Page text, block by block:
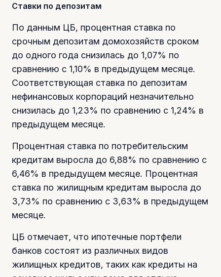
Ставки по депозитам
По данным ЦБ, процентная ставка по
срочным депозитам домохозяйств сроком
до одного года снизилась до 1,07% по
сравнению с 1,10% в предыдущем месяце.
Соответствующая ставка по депозитам
нефинансовых корпораций незначительно
снизилась до 1,23% по сравнению с 1,24% в
предыдущем месяце.
Процентная ставка по потребительским
кредитам выросла до 6,88% по сравнению с
6,46% в предыдущем месяце. Процентная
ставка по жилищным кредитам выросла до
3,73% по сравнению с 3,63% в предыдущем
месяце.
ЦБ отмечает, что ипотечные портфели
банков состоят из различных видов
жилищных кредитов, таких как кредиты на